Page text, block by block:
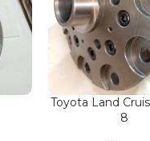
Toyota Land
8